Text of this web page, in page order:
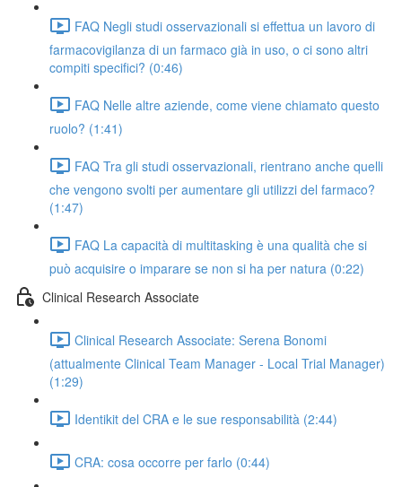
FAQ Negli studi osservazionali si effettua un lavoro di
farmacovigilanza di un farmaco già in uso, o ci sono altri
compiti specifici? (0:46)
FAQ Nelle altre aziende, come viene chiamato questo
ruolo? (1:41)
FAQ Tra gli studi osservazionali, rientrano anche quelli
che vengono svolti per aumentare gli utilizzi del farmaco?
(1:47)
FAQ La capacità di multitasking è una qualità che si
può acquisire o imparare se non si ha per natura (0:22)
Clinical Research Associate
Clinical Research Associate: Serena Bonomi
(attualmente Clinical Team Manager - Local Trial Manager)
(1:29)
Identikit del CRA e le sue responsabilità (2:44)
CRA: cosa occorre per farlo (0:44)